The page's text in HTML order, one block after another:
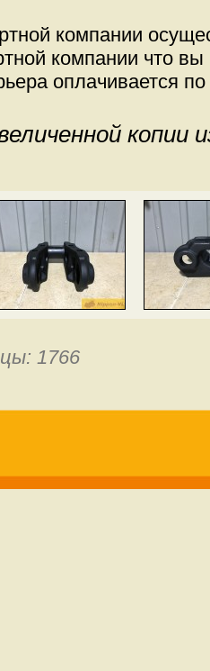
компании
компании что
оплачивается
копии
1766